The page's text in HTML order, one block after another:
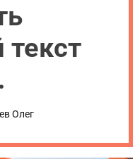
2025
Олег